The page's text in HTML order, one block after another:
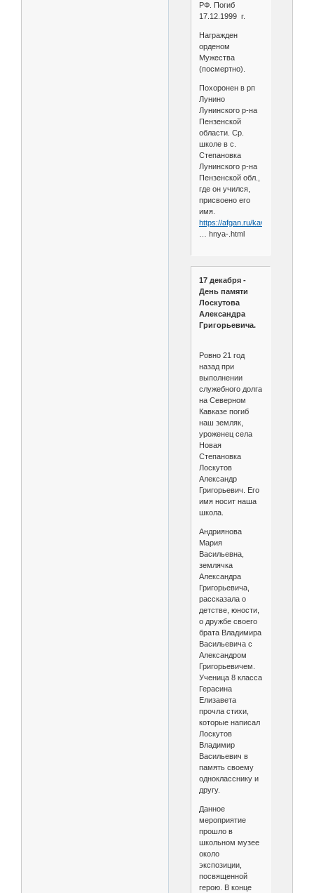
РФ. Погиб
17.12.1999 г.
Награжден
орденом
Мужества
(посмертно).
Похоронен в рп
Лунино
Лунинского р-на
Пензенской
области. Ср.
школе в с.
Степановка
Лунинского р-на
Пензенской обл.,
где он учился,
присвоено его
имя.
https://afgan.ru/kavkazmemorial/
… hnya-.html
17 декабря -
День памяти
Лоскутова
Александра
Григорьевича.
Ровно 21 год
назад при
выполнении
служебного долга
на Северном
Кавказе погиб
наш земляк,
уроженец села
Новая
Степановка
Лоскутов
Александр
Григорьевич. Его
имя носит наша
школа.
Андриянова
Мария
Васильевна,
землячка
Александра
Григорьевича,
рассказала о
детстве, юности,
о дружбе своего
брата Владимира
Васильевича с
Александром
Григорьевичем.
Ученица 8 класса
Герасина
Елизавета
прочла стихи,
которые написал
Лоскутов
Владимир
Васильевич в
память своему
однокласснику и
другу.
Данное
мероприятие
прошло в
школьном музее
около
экспозиции,
посвященной
герою. В конце